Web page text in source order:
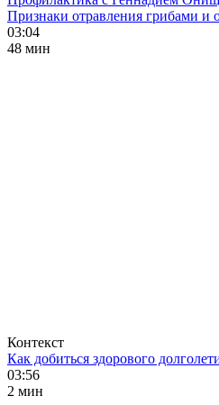
Признаки отравления грибами и
03:04
48 мин
Контекст
Как добиться здорового
03:56
2 мин